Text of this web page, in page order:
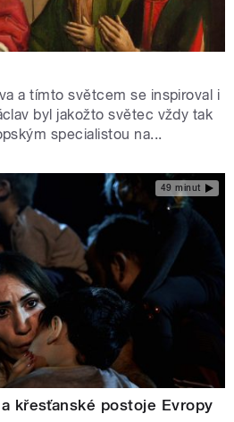
a tímto světcem se inspiroval i
byl jakožto světec vždy tak
specialistou na...
49 minut
křesťanské postoje Evropy